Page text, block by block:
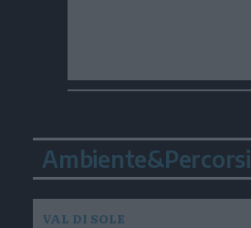
Ambiente&Percorsi
VAL DI SOLE